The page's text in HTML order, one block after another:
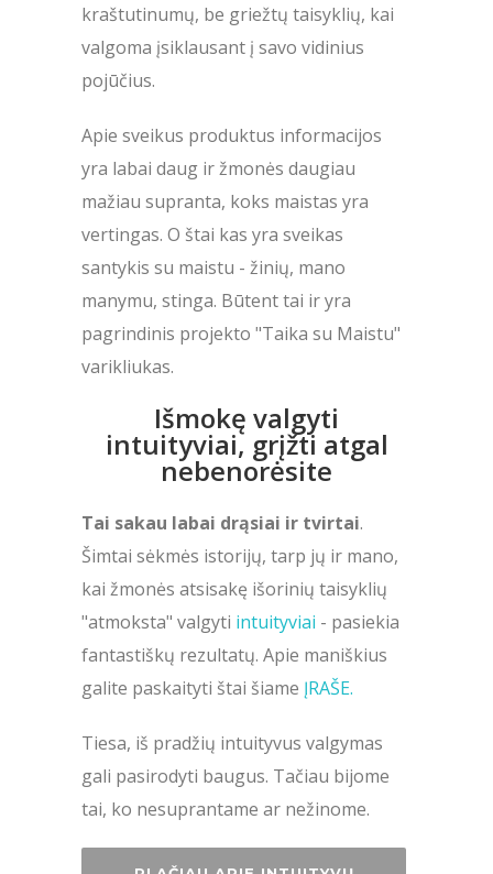
kraštutinumų, be griežtų taisyklių, kai
valgoma įsiklausant į savo vidinius
pojūčius.
Apie sveikus produktus informacijos
yra labai daug ir žmonės daugiau
mažiau supranta, koks maistas yra
vertingas. O štai kas yra sveikas
santykis su maistu - žinių, mano
manymu, stinga. Būtent tai ir yra
pagrindinis projekto "Taika su Maistu"
varikliukas.
Išmokę valgyti
intuityviai, grįžti atgal
nebenorėsite
Tai sakau labai drąsiai ir tvirtai.
Šimtai sėkmės istorijų, tarp jų ir mano,
kai žmonės atsisakę išorinių taisyklių
"atmoksta" valgyti intuityviai - pasiekia
fantastiškų rezultatų. Apie maniškius
galite paskaityti štai šiame ĮRAŠE.
Tiesa, iš pradžių intuityvus valgymas
gali pasirodyti baugus. Tačiau bijome
tai, ko nesuprantame ar nežinome.